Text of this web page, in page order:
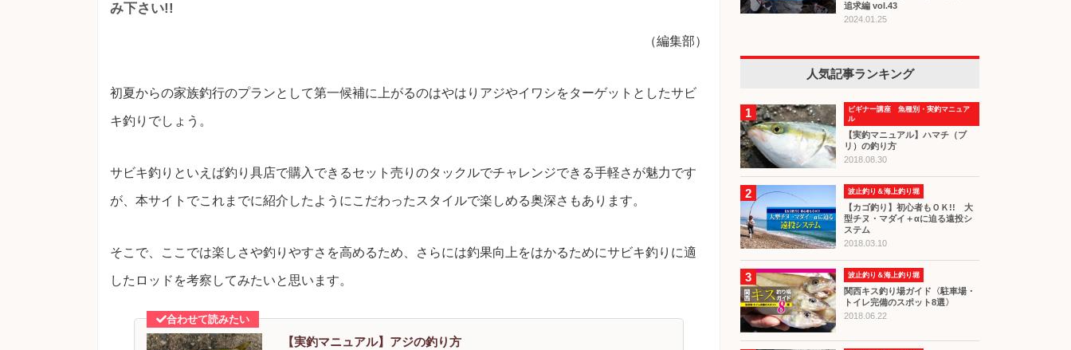
み下さい!!
（編集部）
初夏からの家族釣行のプランとして第一候補に上がるのはやはりアジやイワシをターゲットとしたサビ
キ釣りでしょう。
サビキ釣りといえば釣り具店で購入できるセット売りのタックルでチャレンジできる手軽さが魅力です
が、本サイトでこれまでに紹介したようにこだわったスタイルで楽しめる奥深さもあります。
そこで、ここでは楽しさや釣りやすさを高めるため、さらには釣果向上をはかるためにサビキ釣りに適
したロッドを考察してみたいと思います。
【実釣マニュアル】アジの釣り方
追求編 vol.43
2024.01.25
人気記事ランキング
1
ビギナー講座 魚種別・実釣マニュア
ル
【実釣マニュアル】ハマチ（ブ
リ）の釣り方
2018.08.30
2 波止釣り＆海上釣り堀
【カゴ釣り】初心者もＯＫ!! 大
型チヌ・マダイ＋αに迫る遠投シ
ステム
2018.03.10
3 波止釣り＆海上釣り堀
関西キス釣り場ガイド〈駐車場・
トイレ完備のスポット8選〉
2018.06.22